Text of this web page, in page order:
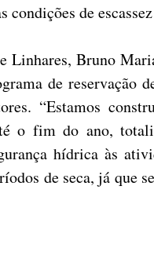
condições de
Linhares, Bruno
de reservação
“Estamos
o fim do ano,
hídrica às
de seca, já que